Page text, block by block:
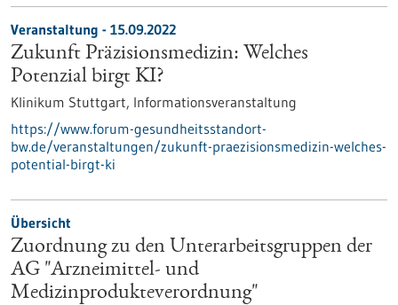
Veranstaltung - 15.09.2022
Zukunft Präzisionsmedizin: Welches
Potenzial birgt KI?
Klinikum Stuttgart, Informationsveranstaltung
https://www.forum-gesundheitsstandort-
bw.de/veranstaltungen/zukunft-praezisionsmedizin-welches-
potential-birgt-ki
Übersicht
Zuordnung zu den Unterarbeitsgruppen der
AG "Arzneimittel- und
Medizinprodukteverordnung"